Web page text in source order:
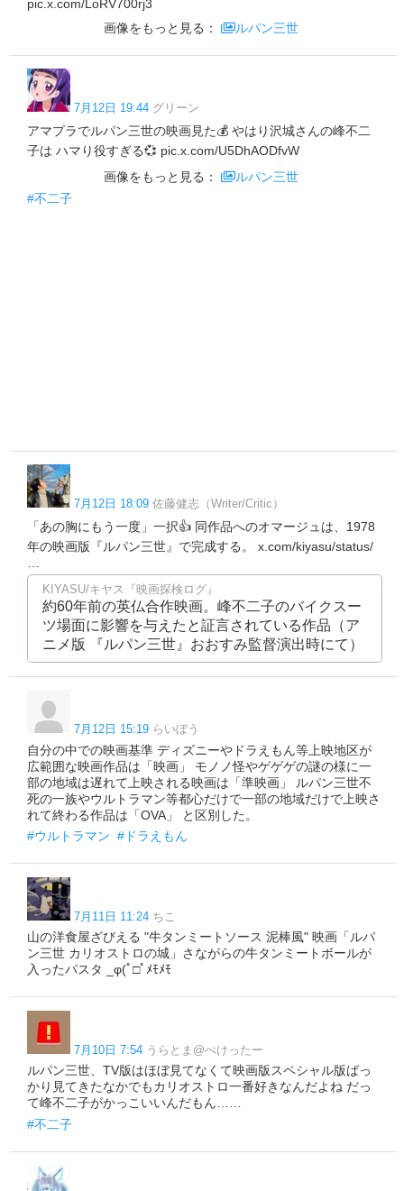
pic.x.com/LoRV700rj3
画像をもっと見る：
ルパン三世
7月12日 19:44 グリーン
アマプラでルパン三世の映画見た💰 やはり沢城さんの峰不二
子は ハマり役すぎる💞 pic.x.com/U5DhAODfvW
画像をもっと見る：
ルパン三世
#不二子
7月12日 18:09 佐藤健志（Writer/Critic）
「あの胸にもう一度」一択👍 同作品へのオマージュは、1978
年の映画版『ルパン三世』で完成する。 x.com/kiyasu/status/
KIYASU/キヤス『映画探検ログ』
約60年前の英仏合作映画。峰不二子のバイクスー
ツ場面に影響を与えたと証言されている作品（ア
ニメ版 『ルパン三世』おおすみ監督演出時にて）
7月12日 15:19 らいぼう
自分の中での映画基準 ディズニーやドラえもん等上映地区が
広範囲な映画作品は「映画」 モノノ怪やゲゲゲの謎の様に一
部の地域は遅れて上映される映画は「準映画」 ルパン三世不
死の一族やウルトラマン等都心だけで一部の地域だけで上映さ
れて終わる作品は「OVA」 と区別した。
#ウルトラマン #ドラえもん
7月11日 11:24 ちこ
山の洋食屋ざびえる "牛タンミートソース 泥棒風" 映画「ルパ
ン三世 カリオストロの城」さながらの牛タンミートボールが
入ったパスタ _φ(ﾟ□ﾟﾒﾓﾒﾓ
7月10日 7:54 うらとま@ぺけったー
ルパン三世、TV版はほぼ見てなくて映画版スペシャル版ばっ
かり見てきたなかでもカリオストロ一番好きなんだよね だっ
て峰不二子がかっこいいんだもん……
#不二子